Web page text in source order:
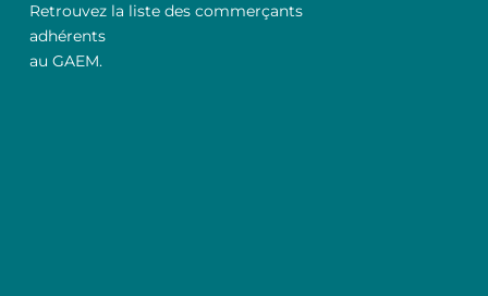
Retrouvez la liste des commerçants
adhérents
au GAEM.